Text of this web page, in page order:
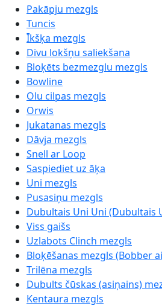
Pakāpju mezgls
Tuncis
Īkšķa mezgls
Divu lokšņu saliekšana
Bloķēts bezmezglu mezgls
Bowline
Olu cilpas mezgls
Orwis
Jukatanas mezgls
Dāvja mezgls
Snell ar Loop
Saspiediet uz āķa
Uni mezgls
Pusasiņu mezgls
Dubultais Uni Uni (Dubultais
Viss gaišs
Uzlabots Clinch mezgls
Bloķēšanas mezgls (Bobber
Trilēna mezgls
Dubults čūskas (asiņains)
Kentaura mezgls